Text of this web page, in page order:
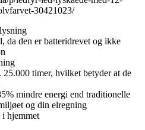
30421023/
da den er batteridrevet og ikke
timer, hvilket betyder at de
mindre energi end traditionelle
og din elregning
i hjemmet